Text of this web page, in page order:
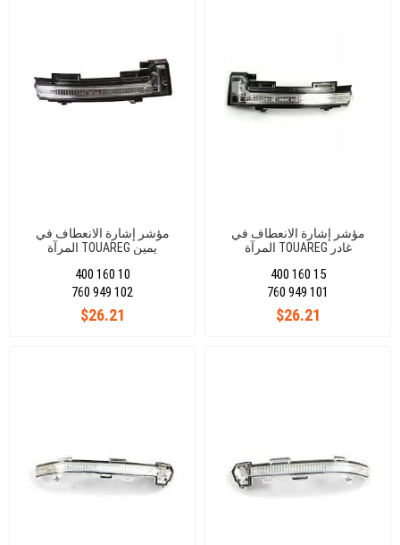
مؤشر إشارة الانعطاف في
المرآة TOUAREG يمين
400 160 10
$26.21
760 949 102
مؤشر إشارة الانعطاف في
المرآة TOUAREG غادر
400 160 15
$26.21
760 949 101